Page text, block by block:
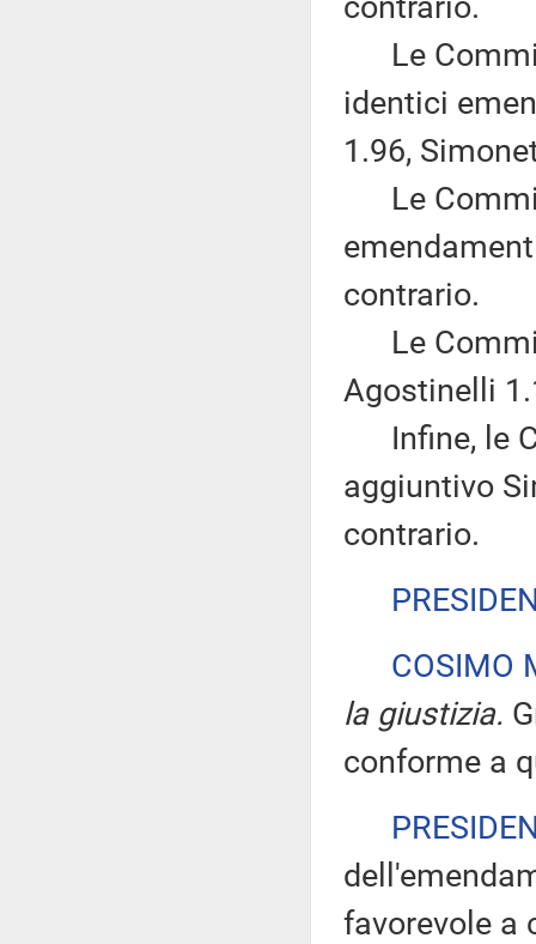
Le
identici
1.96,
Le
contrario.
Le
Agostinelli
Infine, le
aggiuntivo
contrario.
COSIMO
la giustizia.
conforme a
favorevole a